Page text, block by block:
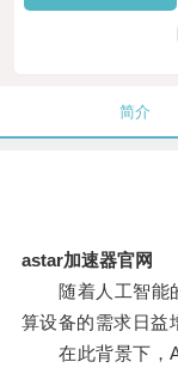
简介
astar加速器官网
随着人工智能的
算设备的需求日益
在此背景下，